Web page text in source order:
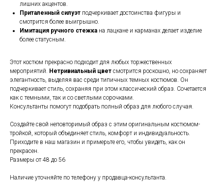
лишних акцентов.
Приталенный силуэт подчеркивает достоинства фигуры и
смотрится более выигрышно.
Имитация ручного стежка на лацкане и карманах делает изделие
более статусным.
Этот костюм прекрасно подходит для любых торжественных
мероприятий. Нетривиальный цвет смотрится роскошно, но сохраняет
элегантность, выделяя вас среди типичных темных костюмов. Он
подчеркивает стиль, сохраняя при этом классический образ. Сочетается
как с темными, так и со светлыми сорочками.
Консультанты помогут подобрать полный образ для любого случая.
Создайте свой неповторимый образ с этим оригинальным костюмом-
тройкой, который объединяет стиль, комфорт и индивидуальность.
Приходите в наш магазин и примерьте его, чтобы увидеть, как он
прекрасен.
Размеры от 48 до 56
Наличие уточняйте по телефону у продавца-консультанта.